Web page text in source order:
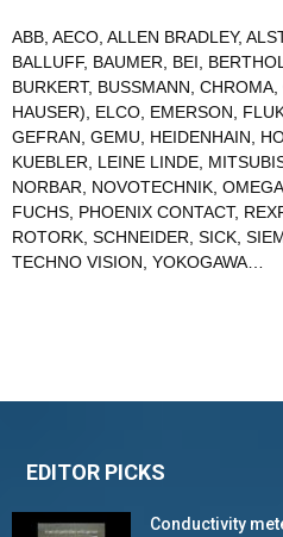
ABB, AECO, ALLEN BRADLEY,
BALLUFF, BAUMER, BEI,
BURKERT, BUSSMANN, CHROMA,
HAUSER), ELCO, EMERSON,
GEFRAN, GEMU, HEIDENHAIN,
KUEBLER, LEINE LINDE,
NORBAR, NOVOTECHNIK, OMEGA
FUCHS, PHOENIX CONTACT,
ROTORK, SCHNEIDER, SICK,
TECHNO VISION, YOKOGAWA…
EDITOR PICKS
Conductivity